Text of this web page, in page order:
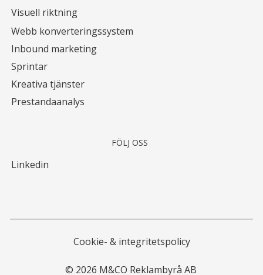
Visuell riktning
Webb konverteringssystem
Inbound marketing
Sprintar
Kreativa tjänster
Prestandaanalys
FÖLJ OSS
Linkedin
Cookie- & integritetspolicy
© 2026 M&CO Reklambyrå AB